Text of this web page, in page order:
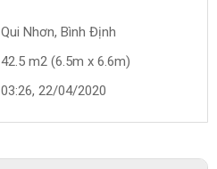
Qui Nhơn, Bình Định
42.5 m2 (6.5m x 6.6m)
03:26, 22/04/2020